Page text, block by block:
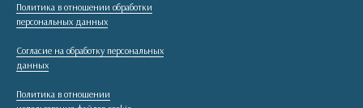
Политика в отношении обработки
персональных данных
Согласие на обработку персональных
данных
Политика в отношении